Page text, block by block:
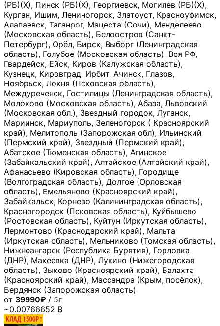
(РБ)(Х), Пинск (РБ)(Х), Георгиевск, Могилев (РБ)(Х),
Курган, Ишим, Лениногорск, Златоуст, Красноуфимск,
Алапаевск, Таганрог, Мацеста (Сочи), Менделеево
(Московская область), Белоостров (Санкт-
Петербург), Орёл, Бирск, Выборг (Ленинградская
область), Голубое (Московская область), Вся РФ,
Гвардейск, Ейск, Киров (Калужская область),
Кузнецк, Кировград, Ирбит, Ачинск, Глазов,
Ноябрьск, Локня (Псковская область),
Междуреченск, Гостилицы (Ленинградская область),
Молоково (Московская область), Абаза, Львовский
(Московская обл.), Звездный городок, Луганск,
Мариинск, Мариуполь, Зеленогорск ( Красноярский
край), Мелитополь (Запорожская обл), Ильинский
(Пермский край), Звездный (Пермский край),
Абатское (Тюменская область), Агинское
(Забайкальский край), Алтайское (Алтайский край),
Афанасьево (Кировская область), Городище
(Волгоградская область), Долгое (Орловская
область), Емельяново (Красноярский край),
Забайкальск, Корнево (Калининградская область),
Красногородск (Псковская область), Куйбышево
(Ростовская область), Куйтун (Иркутская область),
Лермонтово (Краснодарский край), Мальта
(Иркутская область), Мельниково (Томская область),
Нижнеангарск (Республика Бурятия), Горловка
(ДНР), Макеевка (ДНР), Лукино (Нижегородская
область), Зыково (Красноярский край), Балахта
(Красноярский край), Массандра (Крым, посёлок),
Бердянск (Запорожская область)
от 39990₽ / 5г
~0.00766652 ₿